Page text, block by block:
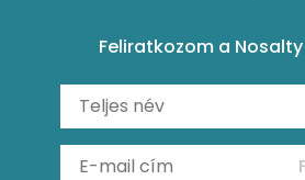
Carbonara
Shakshuka
Ratatouille
Mexikói húsleves kukorica salsával
Almás-kéksajtos kukoricasaláta
Köretek
Reggeli receptek
Feliratkozom a